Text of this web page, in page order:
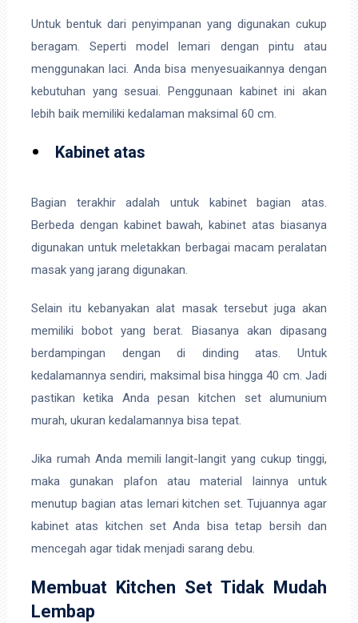
Untuk bentuk dari penyimpanan yang digunakan cukup
beragam. Seperti model lemari dengan pintu atau
menggunakan laci. Anda bisa menyesuaikannya dengan
kebutuhan yang sesuai. Penggunaan kabinet ini akan
lebih baik memiliki kedalaman maksimal 60 cm.
Kabinet atas
Bagian terakhir adalah untuk kabinet bagian atas.
Berbeda dengan kabinet bawah, kabinet atas biasanya
digunakan untuk meletakkan berbagai macam peralatan
masak yang jarang digunakan.
Selain itu kebanyakan alat masak tersebut juga akan
memiliki bobot yang berat. Biasanya akan dipasang
berdampingan dengan di dinding atas. Untuk
kedalamannya sendiri, maksimal bisa hingga 40 cm. Jadi
pastikan ketika Anda pesan kitchen set alumunium
murah, ukuran kedalamannya bisa tepat.
Jika rumah Anda memili langit-langit yang cukup tinggi,
maka gunakan plafon atau material lainnya untuk
menutup bagian atas lemari kitchen set. Tujuannya agar
kabinet atas kitchen set Anda bisa tetap bersih dan
mencegah agar tidak menjadi sarang debu.
Membuat Kitchen Set Tidak Mudah
Lembap